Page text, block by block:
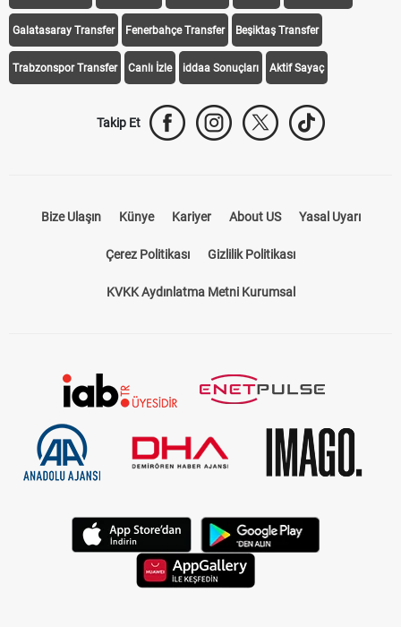
Galatasaray Transfer Fenerbahçe Transfer Beşiktaş Transfer
Trabzonspor Transfer Canlı İzle iddaa Sonuçları Aktif Sayaç
Takip Et
Bize Ulaşın Künye Kariyer About US Yasal Uyarı
Çerez Politikası Gizlilik Politikası
KVKK Aydınlatma Metni Kurumsal